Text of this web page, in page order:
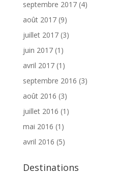
septembre 2017(4)
août 2017(9)
juillet 2017(3)
juin 2017(1)
avril 2017(1)
septembre 2016 (3)
août 2016 (3)
juillet 2016 (1)
mai 2016 (1)
avril 2016 (5)
Destinations